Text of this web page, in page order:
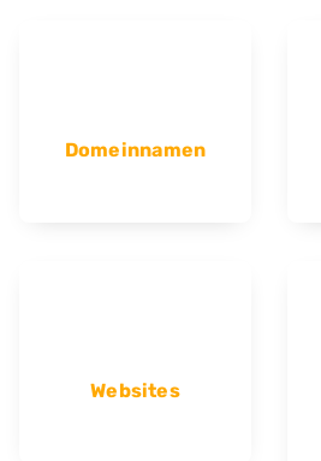
Domeinnamen
Websites